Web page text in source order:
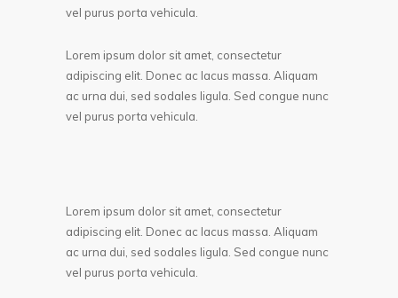
vel purus porta vehicula.
Lorem ipsum dolor sit amet, consectetur
adipiscing elit. Donec ac lacus massa. Aliquam
ac urna dui, sed sodales ligula. Sed congue nunc
vel purus porta vehicula.
Lorem ipsum dolor sit amet, consectetur
adipiscing elit. Donec ac lacus massa. Aliquam
ac urna dui, sed sodales ligula. Sed congue nunc
vel purus porta vehicula.